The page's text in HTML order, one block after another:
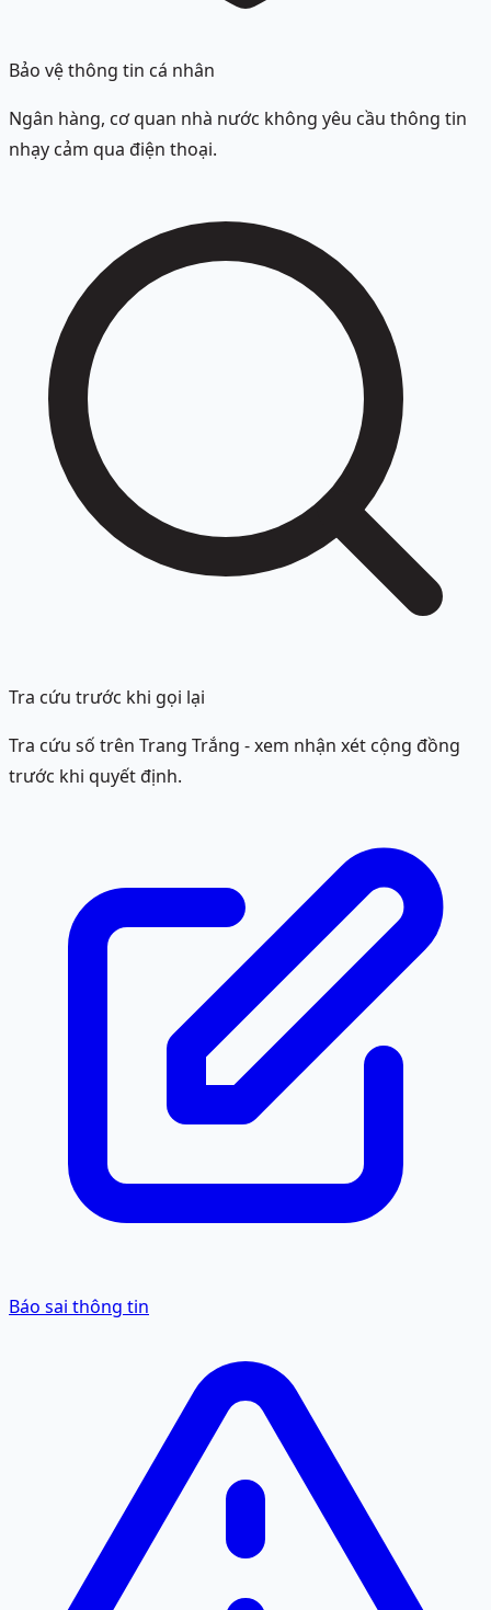
Bảo vệ thông tin cá nhân
Ngân hàng, cơ quan nhà nước không yêu cầu thông tin
nhạy cảm qua điện thoại.
Tra cứu trước khi gọi lại
Tra cứu số trên Trang Trắng - xem nhận xét cộng đồng
trước khi quyết định.
Báo sai thông tin